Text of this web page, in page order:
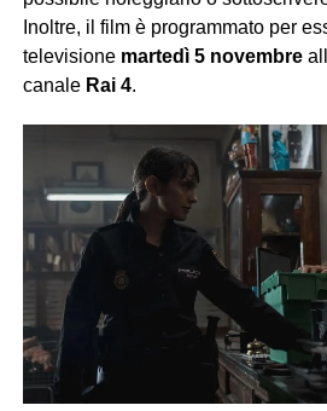
Inoltre, il film è programmato per
televisione martedì 5 novembre
canale Rai 4.